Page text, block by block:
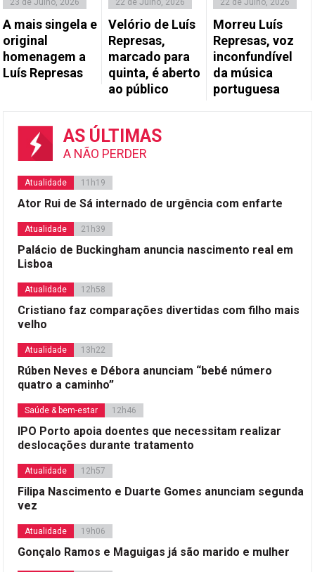
23 de Julho, 2026
A mais singela e
original
homenagem a
Luís Represas
22 de Julho, 2026
Velório de Luís
Represas,
marcado para
quinta, é aberto
ao público
22 de Julho, 2026
Morreu Luís
Represas, voz
inconfundível
da música
portuguesa
AS ÚLTIMAS
A NÃO PERDER
Atualidade 11h19
Ator Rui de Sá internado de urgência com enfarte
Atualidade 21h39
Palácio de Buckingham anuncia nascimento real em
Lisboa
Atualidade 12h58
Cristiano faz comparações divertidas com filho mais
velho
Atualidade 13h22
Rúben Neves e Débora anunciam “bebé número
quatro a caminho”
Saúde & bem-estar 12h46
IPO Porto apoia doentes que necessitam realizar
deslocações durante tratamento
Atualidade 12h57
Filipa Nascimento e Duarte Gomes anunciam segunda
vez
Atualidade 19h06
Gonçalo Ramos e Maguigas já são marido e mulher